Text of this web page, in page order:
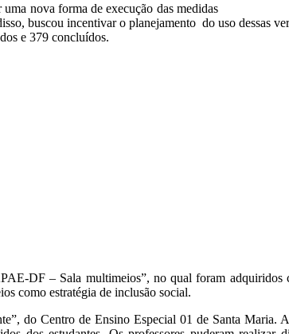
nova forma de execução das medidas
buscou incentivar o planejamento do uso dessas
e 379 concluídos.
DF – Sala multimeios”, no qual foram adquiridos
como estratégia de inclusão social.
do Centro de Ensino Especial 01 de Santa Maria.